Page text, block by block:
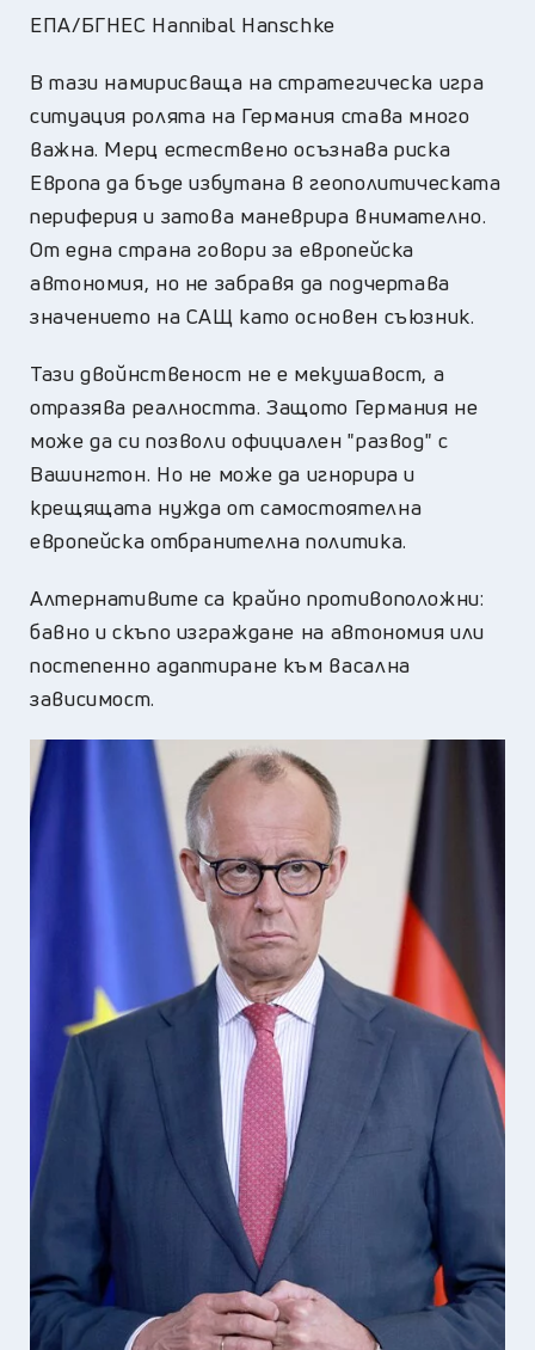
ЕПА/БГНЕС Hannibal Hanschke
В тази намирисваща на стратегическа игра
ситуация ролята на Германия става много
важна. Мерц естествено осъзнава риска
Европа да бъде избутана в геополитическата
периферия и затова маневрира внимателно.
От една страна говори за европейска
автономия, но не забравя да подчертава
значението на САЩ като основен съюзник.
Тази двойнственост не е мекушавост, а
отразява реалността. Защото Германия не
може да си позволи официален "развод" с
Вашингтон. Но не може да игнорира и
крещящата нужда от самостоятелна
европейска отбранителна политика.
Алтернативите са крайно противоположни:
бавно и скъпо изграждане на автономия или
постепенно адаптиране към васална
зависимост.